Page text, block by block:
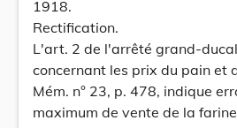
1918.
Rectification.
L'art. 2 de l'arrêté grand-
concernant les prix du pain et
Mém. n° 23, p. 478, indique
maximum de vente de la